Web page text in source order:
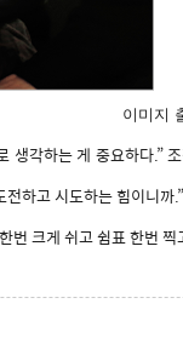
이미지
각하는 게 중요하다.”
하고 시도하는 힘이니
번 크게 쉬고 쉼표 한번 찍